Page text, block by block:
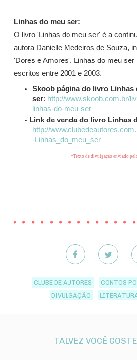
Linhas do meu ser:
O livro 'Linhas do meu ser' é a
autora Danielle Medeiros de Souza,
'Dores e Amores'. Linhas do meu ser
escritos entre 2001 e 2003.
Skoob página do livro Linhas
ser: http://www.skoob.com.br/
linhas-do-meu-ser
Link de venda do livro Linhas
http://
-Linhas_do_meu_ser
*Texto de divulgação enviado
CLUBE DE AUTORES
CONTOS
DIVULGAÇÃO
TALVEZ VOCÊ